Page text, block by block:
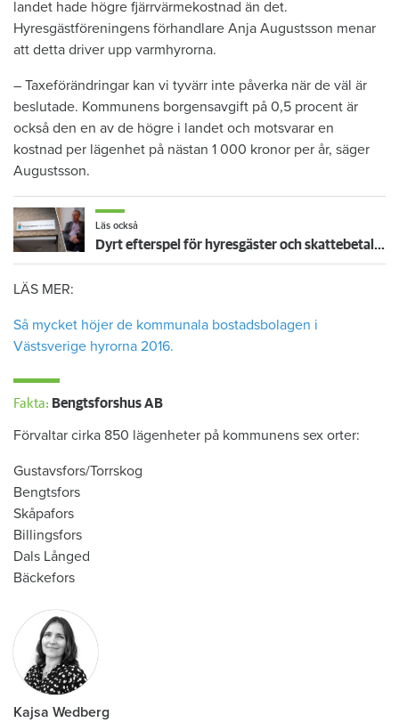
landet hade högre fjärrvärmekostnad än det.
Hyresgästföreningens förhandlare Anja Augustsson menar
att detta driver upp varmhyrorna.
– Taxeförändringar kan vi tyvärr inte påverka när de väl är
beslutade. Kommunens borgensavgift på 0,5 procent är
också den en av de högre i landet och motsvarar en
kostnad per lägenhet på nästan 1 000 kronor per år, säger
Augustsson.
Läs också
Dyrt efterspel för hyresgäster och skattebetalare efter sparkad bostads-vd
LÄS MER:
Så mycket höjer de kommunala bostadsbolagen i
Västsverige hyrorna 2016.
Fakta: Bengtsforshus AB
Förvaltar cirka 850 lägenheter på kommunens sex orter:
Gustavsfors/Torrskog
Bengtsfors
Skåpafors
Billingsfors
Dals Långed
Bäckefors
Kajsa Wedberg